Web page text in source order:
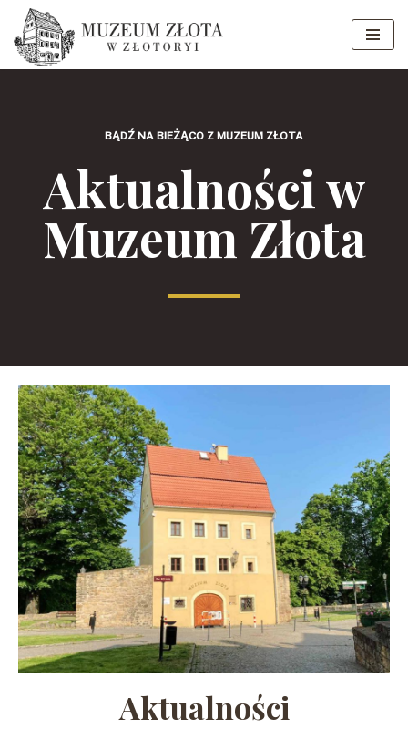
Przejdź
do
BĄDŹ NA BIEŻĄCO Z MUZEUM ZŁOTA
Aktualności w
Muzeum Złota​
Aktualności